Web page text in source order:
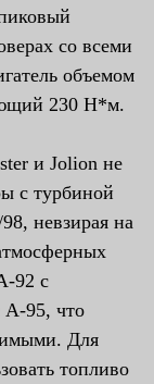
со всеми
объемом
230 Н*м.
и Jolion не
с турбиной
невзирая на
92 с
А-95, что
Для
топливо